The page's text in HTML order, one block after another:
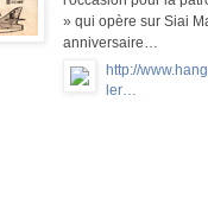
» qui opère sur Siai
anniversaire…
http://
ler…